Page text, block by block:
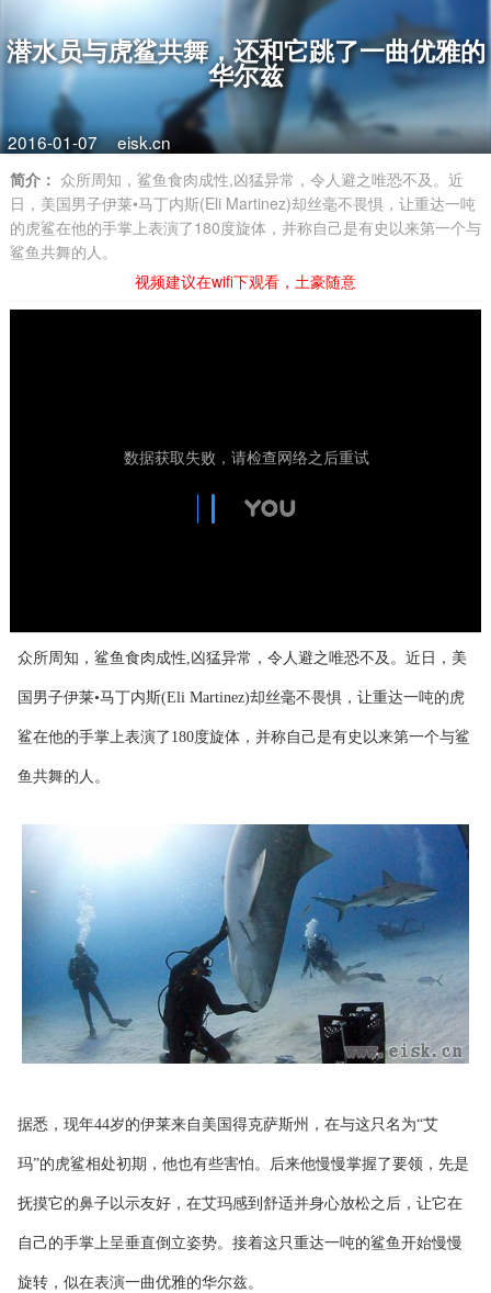
潜水员与虎鲨共舞，还和它跳了一曲优雅的
华尔兹
2016-01-07 eisk.cn
简介： 众所周知，鲨鱼食肉成性,凶猛异常，令人避之唯恐不及。近
日，美国男子伊莱•马丁内斯(Eli Martinez)却丝毫不畏惧，让重达一吨
的虎鲨在他的手掌上表演了180度旋体，并称自己是有史以来第一个与
鲨鱼共舞的人。
视频建议在wifi下观看，土豪随意
众所周知，鲨鱼食肉成性,凶猛异常，令人避之唯恐不及。近日，美
国男子伊莱•马丁内斯(Eli Martinez)却丝毫不畏惧，让重达一吨的虎
鲨在他的手掌上表演了180度旋体，并称自己是有史以来第一个与鲨
鱼共舞的人。
据悉，现年44岁的伊莱来自美国得克萨斯州，在与这只名为“艾
玛”的虎鲨相处初期，他也有些害怕。后来他慢慢掌握了要领，先是
抚摸它的鼻子以示友好，在艾玛感到舒适并身心放松之后，让它在
自己的手掌上呈垂直倒立姿势。接着这只重达一吨的鲨鱼开始慢慢
旋转，似在表演一曲优雅的华尔兹。